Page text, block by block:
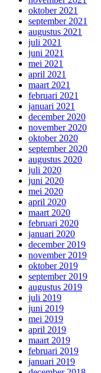
oktober 2021
september 2021
augustus 2021
juli 2021
juni 2021
mei 2021
april 2021
maart 2021
februari 2021
januari 2021
december 2020
november 2020
oktober 2020
september 2020
augustus 2020
juli 2020
juni 2020
mei 2020
april 2020
maart 2020
februari 2020
januari 2020
december 2019
november 2019
oktober 2019
september 2019
augustus 2019
juli 2019
juni 2019
mei 2019
april 2019
maart 2019
februari 2019
januari 2019